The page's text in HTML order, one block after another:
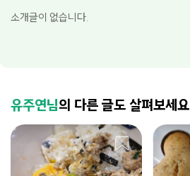
소개글이 없습니다.
유주연님의 다른 글도 살펴보세요